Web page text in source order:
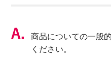
商品についての一般
ください。